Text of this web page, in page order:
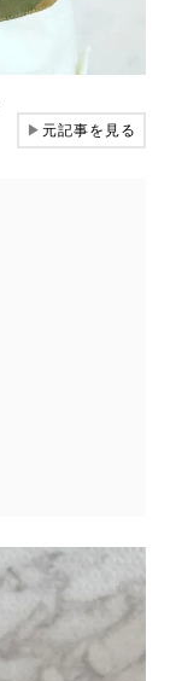
▶元記事を見る